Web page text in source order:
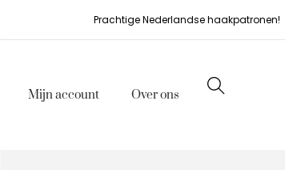
Prachtige Nederlandse haakpatronen!
Mijn account Over ons